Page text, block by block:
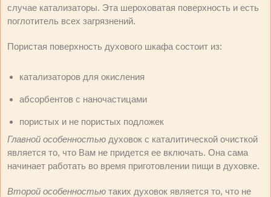
случае катализаторы. Эта шероховатая поверхность и есть
поглотитель всех загрязнений.
Пористая поверхность духового шкафа состоит из:
катализаторов для окисления
абсорбентов с наночастицами
пористых и не пористых подложек
Главной особенностью духовок с каталитической очисткой
является то, что Вам не придется ее включать. Она сама
начинает работать во время приготовлении пищи в духовке.
Второй особенностью таких духовок является то, что не